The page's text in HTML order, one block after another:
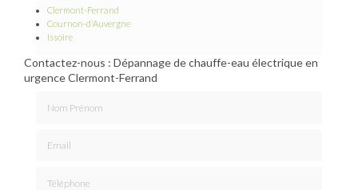
Clermont-Ferrand
Cournon-d'Auvergne
Issoire
Contactez-nous : Dépannage de chauffe-eau électrique en
urgence Clermont-Ferrand